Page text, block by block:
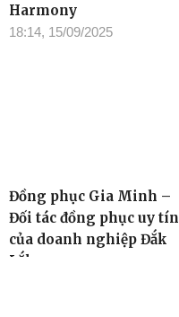
Harmony
18:14, 15/09/2025
Đồng phục Gia Minh –
Đối tác đồng phục uy tín
của doanh nghiệp Đắk
Lắk